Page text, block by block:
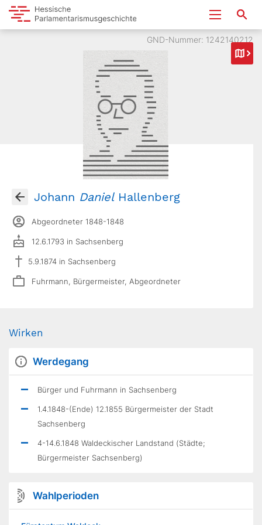
GND-Nummer: 1242140212
Johann DanielHallenberg
Abgeordneter 1848-1848
12.6.1793 in Sachsenberg
5.9.1874 in Sachsenberg
Fuhrmann, Bürgermeister, Abgeordneter
Wirken
Werdegang
Bürger und Fuhrmann in Sachsenberg
1.4.1848-(Ende) 12.1855 Bürgermeister der Stadt
Sachsenberg
4-14.6.1848 Waldeckischer Landstand (Städte;
Bürgermeister Sachsenberg)
Wahlperioden